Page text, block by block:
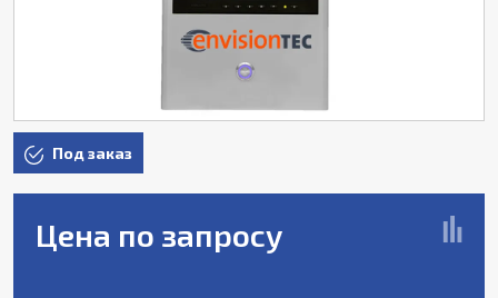
Под заказ
Цена по запросу